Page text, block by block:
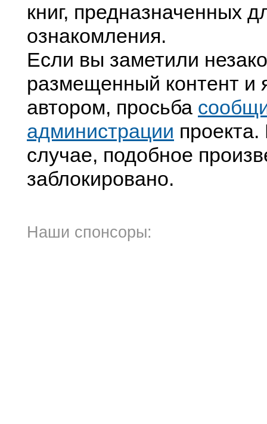
книг, предназначенных
ознакомления.
Если вы заметили
размещенный контент и
автором, просьба
администрации
случае, подобное
заблокировано.
Наши спонсоры: